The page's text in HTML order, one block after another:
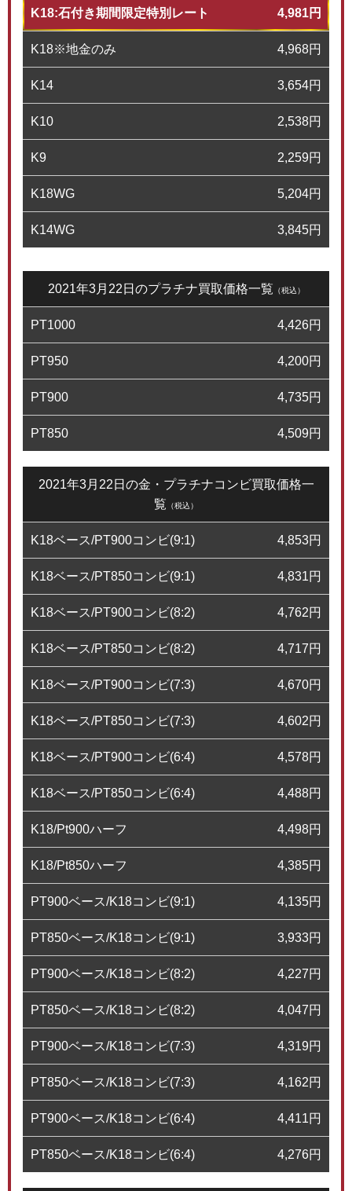
K18:石付き期間限定特別レート 4,981円
K18※地金のみ 4,968円
K14 3,654円
K10 2,538円
K9 2,259円
K18WG 5,204円
K14WG 3,845円
2021年3月22日のプラチナ買取価格一覧 （税込）
PT1000 4,426円
PT950 4,200円
PT900 4,735円
PT850 4,509円
2021年3月22日の金・プラチナコンビ買取価格一
覧 （税込）
K18ベース/PT900コンビ(9:1) 4,853円
K18ベース/PT850コンビ(9:1) 4,831円
K18ベース/PT900コンビ(8:2) 4,762円
K18ベース/PT850コンビ(8:2) 4,717円
K18ベース/PT900コンビ(7:3) 4,670円
K18ベース/PT850コンビ(7:3) 4,602円
K18ベース/PT900コンビ(6:4) 4,578円
K18ベース/PT850コンビ(6:4) 4,488円
K18/Pt900ハーフ 4,498円
K18/Pt850ハーフ 4,385円
PT900ベース/K18コンビ(9:1) 4,135円
PT850ベース/K18コンビ(9:1) 3,933円
PT900ベース/K18コンビ(8:2) 4,227円
PT850ベース/K18コンビ(8:2) 4,047円
PT900ベース/K18コンビ(7:3) 4,319円
PT850ベース/K18コンビ(7:3) 4,162円
PT900ベース/K18コンビ(6:4) 4,411円
PT850ベース/K18コンビ(6:4) 4,276円